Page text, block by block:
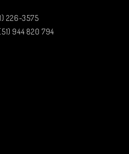
226-3575
944 820 794